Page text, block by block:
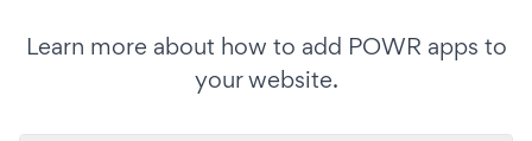
Learn more about how to add POWR apps to
your website.